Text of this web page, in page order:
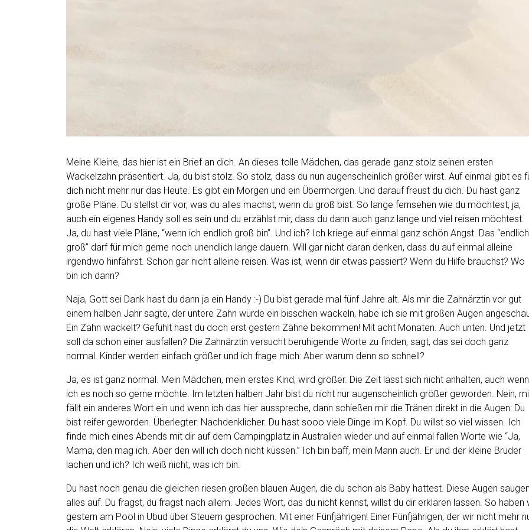
Meine Kleine, das hier ist ein Brief an dich. An dieses tolle Mädchen, das gerade ganz stolz seinen ersten
Wackelzahn präsentiert. Ja, du bist stolz. So stolz, dass du nun augenscheinlich größer wirst. Auf einmal gibt es
dich nicht mehr nur das Heute. Es gibt ein Morgen und ein Übermorgen. Und darauf freust du dich. Du hast ganz
große Pläne. Du stellst dir vor, was du alles machst, wenn du groß bist. So lange fernsehen wie du möchtest, ja,
auch ein eigenes Handy soll es sein und du erzählst mir, dass du dann auch ganz lange und viel reisen möchtest.
Ja, du hast viele Pläne, “wenn ich endlich groß bin”. Und ich? Ich kriege auf einmal ganz schön Angst. Das “endlich
groß” darf für mich gerne noch unendlich lange dauern. Will gar nicht daran denken, dass du auf einmal alleine
irgendwo hinfährst. Schon gar nicht alleine reisen. Was ist, wenn dir etwas passiert? Wenn du Hilfe brauchst? Wo
bin ich dann?
Naja, Gott sei Dank hast du dann ja ein Handy :-) Du bist gerade mal fünf Jahre alt. Als mir die Zahnärztin vor gut
einem halben Jahr sagte, der untere Zahn würde ein bisschen wackeln, habe ich sie mit großen Augen
Ein Zahn wackelt? Gefühlt hast du doch erst gestern Zähne bekommen! Mit acht Monaten. Auch unten. Und jetzt
soll da schon einer ausfallen? Die Zahnärztin versucht beruhigende Worte zu finden, sagt, das sei doch ganz
normal. Kinder werden einfach größer und ich frage mich: Aber warum denn so schnell?
Ja, es ist ganz normal. Mein Mädchen, mein erstes Kind, wird größer. Die Zeit lässt sich nicht anhalten, auch wenn
ich es noch so gerne möchte. Im letzten halben Jahr bist du nicht nur augenscheinlich größer geworden. Nein,
fällt ein anderes Wort ein und wenn ich das hier ausspreche, dann schießen mir die Tränen direkt in die Augen: Du
bist reifer geworden. Überlegter. Nachdenklicher. Du hast sooo viele Dinge im Kopf. Du willst so viel wissen. Ich
finde mich eines Abends mit dir auf dem Campingplatz in Australien wieder und auf einmal fallen Worte wie “Ja,
Mama, den mag ich. Aber den will ich doch nicht küssen.” Ich bin baff, mein Mann auch. Er und der kleine Bruder
lachen und ich? Ich weiß nicht, was ich bin.
Du hast noch genau die gleichen riesen großen blauen Augen, die du schon als Baby hattest. Diese Augen
alles auf. Du fragst, du fragst nach allem. Jedes Wort, das du nicht kennst, willst du dir erklären lassen. So haben
gestern am Pool in Ubud über Steuern gesprochen. Mit einer Fünfjährigen! Einer Fünfjährigen, der wir nicht mehr